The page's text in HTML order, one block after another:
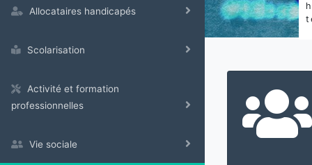
Allocataires handicapés
Scolarisation
Activité et formation
professionnelles
Vie sociale